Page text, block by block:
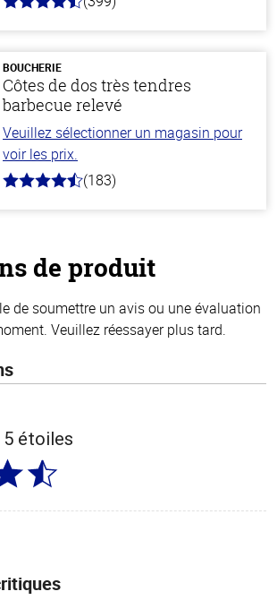
4.8
stars
BOUCHERIE
Côtes de dos très tendres
barbecue relevé
Veuillez sélectionner un magasin pour
voir les prix.
4.8
(183)
de produit
de soumettre un avis ou une évaluation
Veuillez réessayer plus tard.
5 étoiles